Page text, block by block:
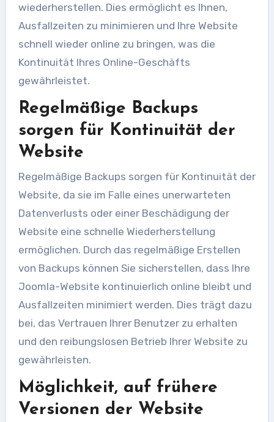
wiederherstellen. Dies ermöglicht es Ihnen,
Ausfallzeiten zu minimieren und Ihre Website
schnell wieder online zu bringen, was die
Kontinuität Ihres Online-Geschäfts
gewährleistet.
Regelmäßige Backups
sorgen für Kontinuität der
Website
Regelmäßige Backups sorgen für Kontinuität der
Website, da sie im Falle eines unerwarteten
Datenverlusts oder einer Beschädigung der
Website eine schnelle Wiederherstellung
ermöglichen. Durch das regelmäßige Erstellen
von Backups können Sie sicherstellen, dass Ihre
Joomla-Website kontinuierlich online bleibt und
Ausfallzeiten minimiert werden. Dies trägt dazu
bei, das Vertrauen Ihrer Benutzer zu erhalten
und den reibungslosen Betrieb Ihrer Website zu
gewährleisten.
Möglichkeit, auf frühere
Versionen der Website